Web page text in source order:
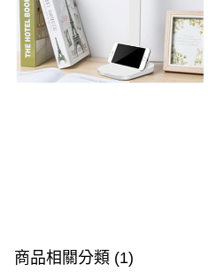
商品相關分類 (1)